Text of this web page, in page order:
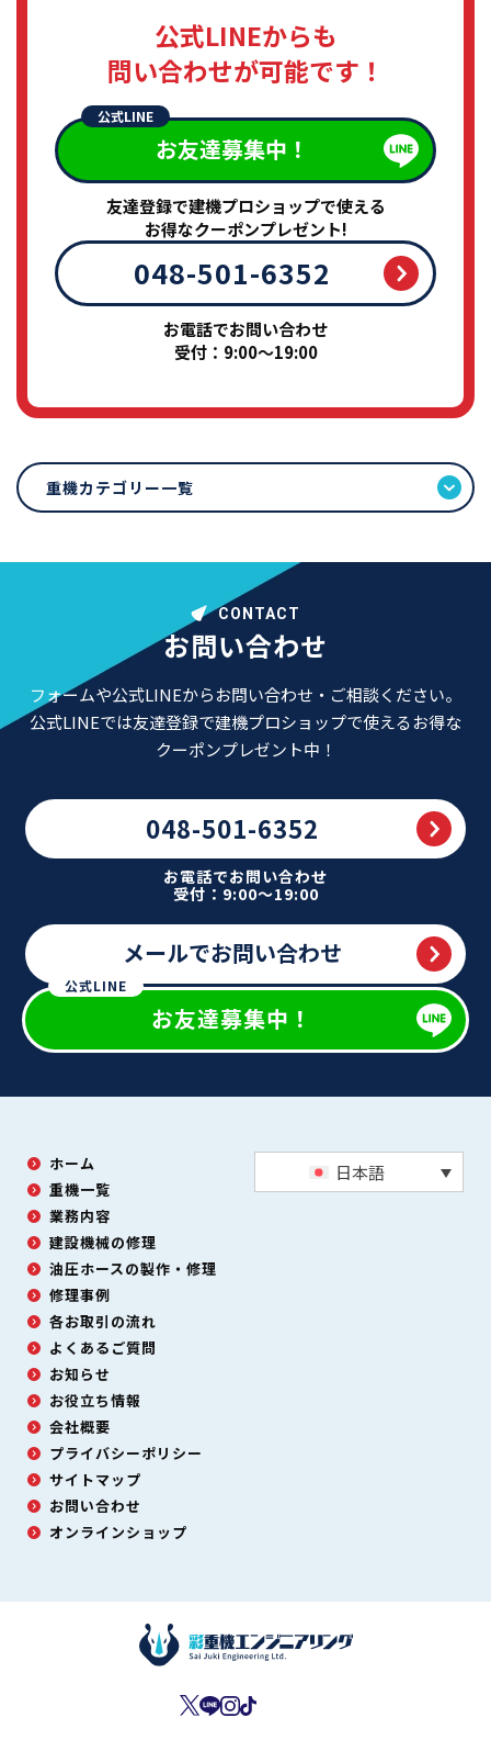
公式LINEからも
問い合わせが可能です！
公式LINE
お友達募集中！
友達登録で建機プロショップで使える
お得なクーポンプレゼント!
048-501-6352
お電話でお問い合わせ
受付：9:00～19:00
重機カテゴリー一覧
CONTACT
お問い合わせ
フォームや公式LINEからお問い合わせ・ご相談ください。
公式LINEでは友達登録で建機プロショップで使えるお得な
クーポンプレゼント中！
048-501-6352
お電話でお問い合わせ
受付：9:00～19:00
メールでお問い合わせ
公式LINE
お友達募集中！
ホーム
重機一覧
業務内容
建設機械の修理
油圧ホースの製作・修理
修理事例
各お取引の流れ
よくあるご質問
お知らせ
お役立ち情報
会社概要
プライバシーポリシー
サイトマップ
お問い合わせ
オンラインショップ
日本語